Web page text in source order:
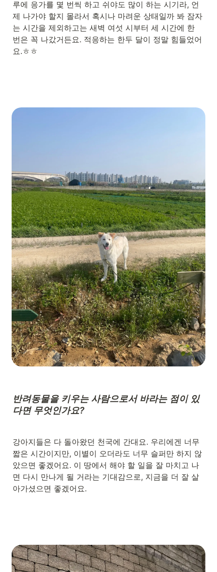
루에 응가를 몇 번씩 하고 쉬야도 많이 하는 시기라, 언
제 나가야 할지 몰라서 혹시나 마려운 상태일까 봐 잠자
는 시간을 제외하고는 새벽 여섯 시부터 세 시간에 한
번은 꼭 나갔거든요. 적응하는 한두 달이 정말 힘들었어
요.ㅎㅎ
반려동물을 키우는 사람으로서 바라는 점이 있
다면 무엇인가요?
강아지들은 다 돌아왔던 천국에 간대요. 우리에겐 너무
짧은 시간이지만, 이별이 오더라도 너무 슬퍼만 하지 않
았으면 좋겠어요. 이 땅에서 해야 할 일을 잘 마치고 나
면 다시 만나게 될 거라는 기대감으로, 지금을 더 잘 살
아가셨으면 좋겠어요.